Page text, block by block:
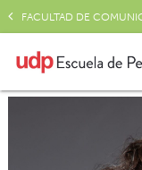
FACULTAD DE